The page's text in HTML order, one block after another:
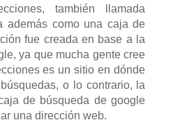
también llamada
además como una caja de
fue creada en base a la
ya que mucha gente cree
es un sitio en dónde
o lo contrario, la
de búsqueda de google
una dirección web.